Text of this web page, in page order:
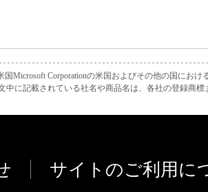
得ることなしに、「本ソフトウェ
、直接または間接に輸出してはな
時点で発効し、下記(2)または(3)
に存続します。
国Microsoft Corporationの米国およびその他の国におけ
中に記載されている社名や商品名は、各社の登録商標
サイトのご利用に